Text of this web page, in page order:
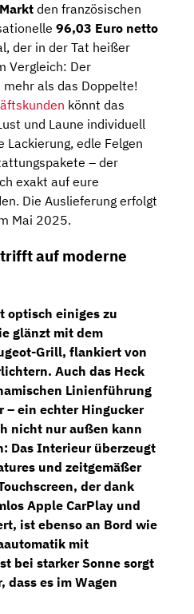
den französischen
96,03 Euro netto
der in der Tat heißer
Vergleich: Der
als das Doppelte!
könnt das
und Laune individuell
Lackierung, edle Felgen
– der
exakt auf eure
Die Auslieferung erfolgt
Mai 2025.
auf moderne
optisch einiges zu
glänzt mit dem
Grill, flankiert von
Auch das Heck
Linienführung
ein echter Hingucker
nicht nur außen kann
Das Interieur überzeugt
und zeitgemäßer
, der dank
Apple CarPlay und
ist ebenso an Bord wie
mit
bei starker Sonne sorgt
dass es im Wagen